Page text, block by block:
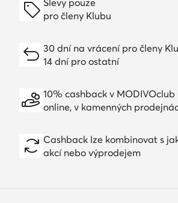
Slevy pouze
pro členy Klubu
30 dní na vrácení pro členy
14 dní pro ostatní
10% cashback v MODIVOclub
online, v kamenných
Cashback lze kombinovat s
akcí nebo výprodejem